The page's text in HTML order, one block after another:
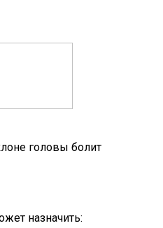
головы болит
назначить: